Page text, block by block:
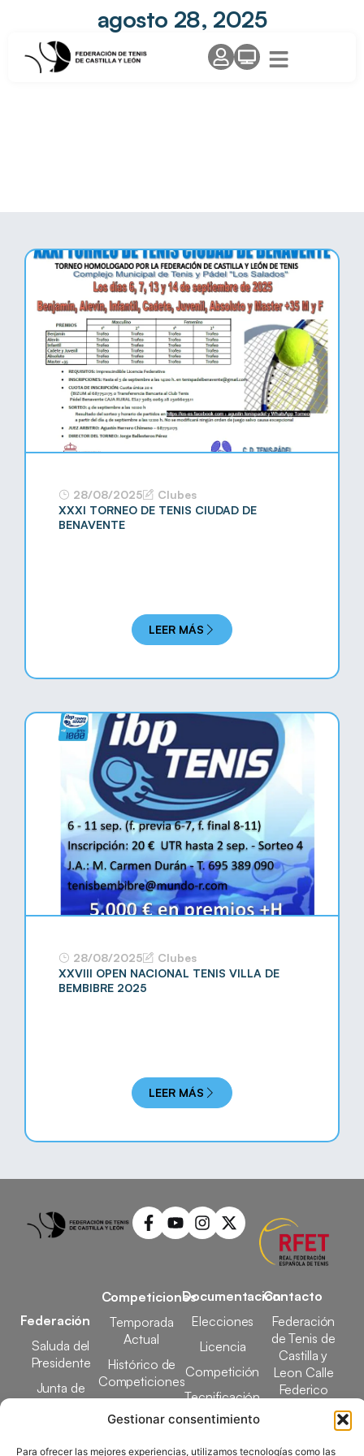
Gestionar consentimiento
Para ofrecer las mejores experiencias, utilizamos tecnologías como las
agosto 28, 2025
28/08/2025
Clubes
XXXI TORNEO DE TENIS CIUDAD DE
BENAVENTE
LEER MÁS
28/08/2025
Clubes
XXVIII OPEN NACIONAL TENIS VILLA DE
BEMBIBRE 2025
LEER MÁS
Federación
Saluda del
Presidente
Junta de
Competiciones
Temporada
Actual
Histórico de
Competiciones
Arbitrales
Documentación
Elecciones
Licencia
Competición
Tecnificación
Docencia
Contacto
Federación
de Tenis de
Castilla y
Leon Calle
Federico
García Lorca,